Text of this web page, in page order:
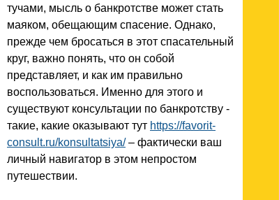
тучами, мысль о банкротстве может стать
маяком, обещающим спасение. Однако,
прежде чем бросаться в этот спасательный
круг, важно понять, что он собой
представляет, и как им правильно
воспользоваться. Именно для этого и
существуют консультации по банкротству -
такие, какие оказывают тут https://favorit-
consult.ru/konsultatsiya/– фактически ваш
личный навигатор в этом непростом
путешествии.